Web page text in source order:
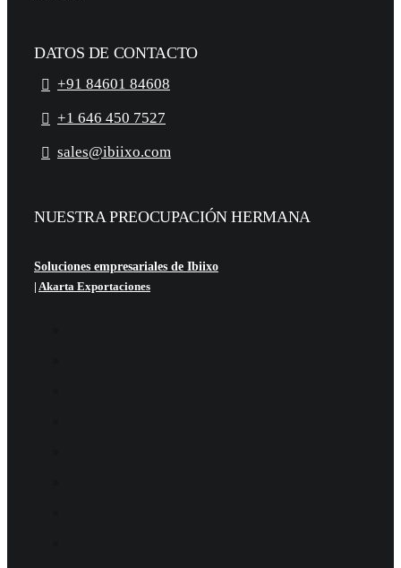
DATOS DE CONTACTO
+91 84601 84608
+1 646 450 7527
sales@ibiixo.com
NUESTRA PREOCUPACIÓN HERMANA
Soluciones empresariales de Ibiixo
| Akarta Exportaciones